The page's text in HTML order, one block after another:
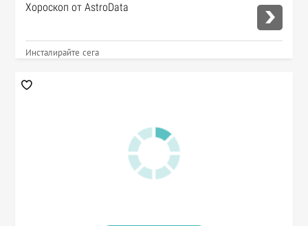
Хороскоп от AstroData
Инсталирайте сега